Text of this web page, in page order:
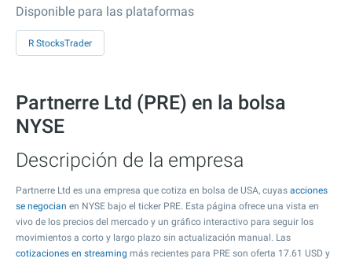
Disponible para las plataformas
R StocksTrader
Partnerre Ltd (PRE) en la bolsa
NYSE
Descripción de la empresa
Partnerre Ltd es una empresa que cotiza en bolsa de USA, cuyas acciones
se negocian en NYSE bajo el ticker PRE. Esta página ofrece una vista en
vivo de los precios del mercado y un gráfico interactivo para seguir los
movimientos a corto y largo plazo sin actualización manual. Las
cotizaciones en streaming más recientes para PRE son oferta 17.61 USD y